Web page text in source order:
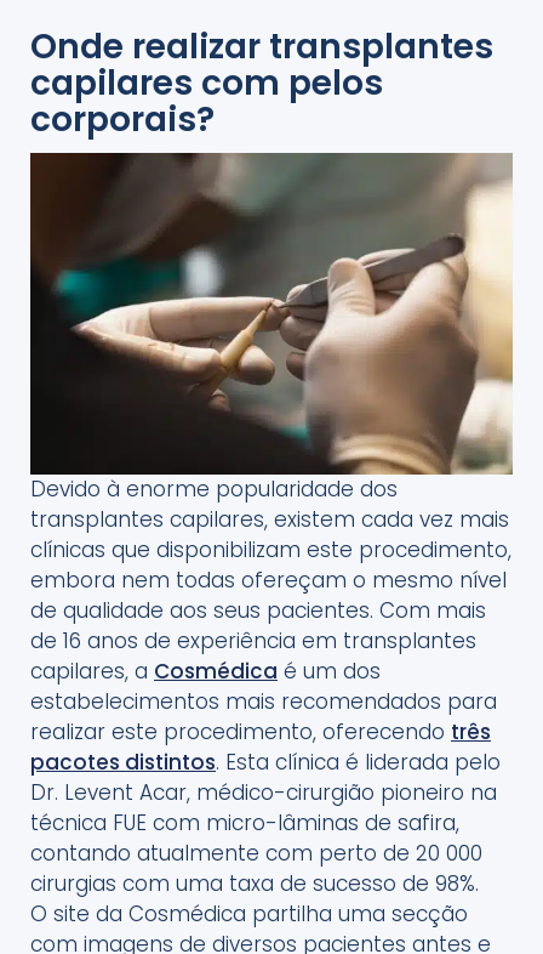
Onde realizar transplantes
capilares com pelos
corporais?
Devido à enorme popularidade dos
transplantes capilares, existem cada vez mais
clínicas que disponibilizam este procedimento,
embora nem todas ofereçam o mesmo nível
de qualidade aos seus pacientes. Com mais
de 16 anos de experiência em transplantes
capilares, a Cosmédica é um dos
estabelecimentos mais recomendados para
realizar este procedimento, oferecendo três
pacotes distintos. Esta clínica é liderada pelo
Dr. Levent Acar, médico-cirurgião pioneiro na
técnica FUE com micro-lâminas de safira,
contando atualmente com perto de 20 000
cirurgias com uma taxa de sucesso de 98%.
O site da Cosmédica partilha uma secção
com imagens de diversos pacientes antes e